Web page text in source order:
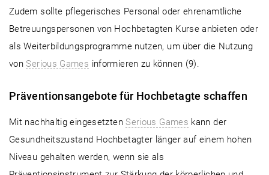
Zudem sollte pflegerisches Personal oder ehrenamtliche
Betreuungspersonen von Hochbetagten Kurse anbieten oder
als Weiterbildungsprogramme nutzen, um über die Nutzung
vonSerious Games informieren zu können (9).
Präventionsangebote für Hochbetagte schaffen
Mit nachhaltig eingesetztenSerious Games kann der
Gesundheitszustand Hochbetagter länger auf einem hohen
Niveau gehalten werden, wenn sie als